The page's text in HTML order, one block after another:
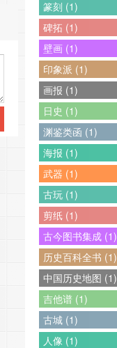
篆刻 (1)
碑拓 (1)
壁画 (1)
印象派 (1)
画报 (1)
日史 (1)
渊鉴类函 (1)
海报 (1)
武器 (1)
古玩 (1)
剪纸 (1)
古今图书集成 (1)
历史百科全书 (1)
中国历史地图 (1)
吉他谱 (1)
古城 (1)
人像 (1)